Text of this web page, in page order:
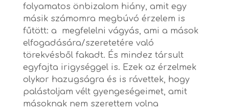
folyamatos önbizalom hiány, amit egy
másik számomra megbúvó érzelem is
fűtött: a megfelelni vágyás, ami a mások
elfogadására/szeretetére való
törekvésből fakadt. És mindez társult
egyfajta irigységgel is. Ezek az érzelmek
olykor hazugságra és is rávettek, hogy
palástoljam vélt gyengeségeimet, amit
másoknak nem szerettem volna